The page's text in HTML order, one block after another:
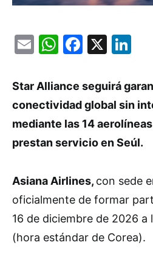
EmailWhatsApp
X
Star Alliance seguirá
conectividad global sin
mediante las 14
prestan servicio en Seúl.
Asiana Airlines, con sede
oficialmente de formar
16 de diciembre de 2026 a
(hora estándar de Corea).